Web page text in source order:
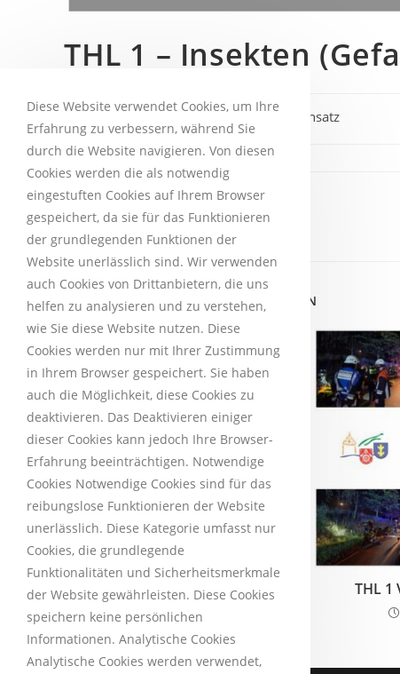
THL 1 – Insekten
3. August 2024 Einsatz
PLEASE SHARE THIS
DAS KÖNNTE DIR AUCH GEFALLEN
B3 – Zimmerbrand
2. Januar 2025
THL
Diese Website verwendet Cookies, um Ihre
Erfahrung zu verbessern, während Sie
durch die Website navigieren. Von diesen
Cookies werden die als notwendig
eingestuften Cookies auf Ihrem Browser
gespeichert, da sie für das Funktionieren
der grundlegenden Funktionen der
Website unerlässlich sind. Wir verwenden
auch Cookies von Drittanbietern, die uns
helfen zu analysieren und zu verstehen,
wie Sie diese Website nutzen. Diese
Cookies werden nur mit Ihrer Zustimmung
in Ihrem Browser gespeichert. Sie haben
auch die Möglichkeit, diese Cookies zu
deaktivieren. Das Deaktivieren einiger
dieser Cookies kann jedoch Ihre Browser-
Erfahrung beeinträchtigen. Notwendige
Cookies Notwendige Cookies sind für das
reibungslose Funktionieren der Website
unerlässlich. Diese Kategorie umfasst nur
Cookies, die grundlegende
Funktionalitäten und Sicherheitsmerkmale
der Website gewährleisten. Diese Cookies
speichern keine persönlichen
Informationen. Analytische Cookies
Analytische Cookies werden verwendet,